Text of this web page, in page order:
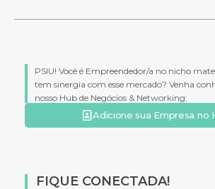
PSIU! Você é Empreendedor/a no nicho
tem sinergia com esse mercado? Venha
nosso Hub de Negócios & Networking:
Adicione sua Empresa no
FIQUE CONECTADA!